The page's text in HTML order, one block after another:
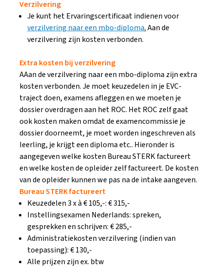
Verzilvering
Je kunt het Ervaringscertificaat indienen voor
verzilvering naar een mbo-diploma.Aan de
verzilvering zijn kosten verbonden.
Extra kosten bij verzilvering
AAan de verzilvering naar een mbo-diploma zijn extra
kosten verbonden. Je moet keuzedelen in je EVC-
traject doen, examens afleggen en we moeten je
dossier overdragen aan het ROC. Het ROC zelf gaat
ook kosten maken omdat de examencommissie je
dossier doorneemt, je moet worden ingeschreven als
leerling, je krijgt een diploma etc.. Hieronder is
aangegeven welke kosten Bureau STERK factureert
en welke kosten de opleider zelf factureert. De kosten
van de opleider kunnen we pas na de intake aangeven.
Bureau STERK factureert
Keuzedelen 3 x à € 105,-: € 315,-
Instellingsexamen Nederlands: spreken,
gesprekken en schrijven: € 285,-
Administratiekosten verzilvering (indien van
toepassing): € 130,-
Alle prijzen zijn ex. btw